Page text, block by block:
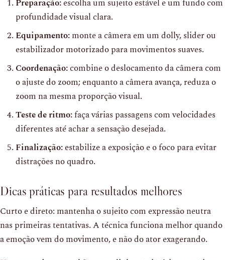
Preparação:escolha um sujeito estável e um fundo com
profundidade visual clara.
Equipamento:monte a câmera em um dolly, slider ou
estabilizador motorizado para movimentos suaves.
Coordenação:combine o deslocamento da câmera com
o ajuste do zoom; enquanto a câmera avança, reduza o
zoom na mesma proporção visual.
Teste de ritmo:faça várias passagens com velocidades
diferentes até achar a sensação desejada.
Finalização:estabilize a exposição e o foco para evitar
distrações no quadro.
Dicas práticas para resultados melhores
Curto e direto: mantenha o sujeito com expressão neutra
nas primeiras tentativas. A técnica funciona melhor quando
a emoção vem do movimento, e não do ator exagerando.